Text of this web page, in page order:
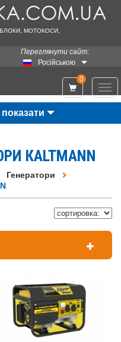
МОТОКОСИ,
Переглянути сайт:
Російською
0
КALTMANN
Генератори